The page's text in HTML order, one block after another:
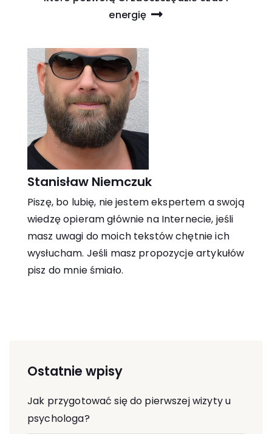
energię
Stanisław Niemczuk
Piszę, bo lubię, nie jestem ekspertem a swoją
wiedzę opieram głównie na Internecie, jeśli
masz uwagi do moich tekstów chętnie ich
wysłucham. Jeśli masz propozycje artykułów
pisz do mnie śmiało.
Ostatnie wpisy
Jak przygotować się do pierwszej wizyty u
psychologa?